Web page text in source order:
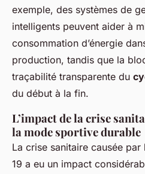
exemple, des systèmes de
intelligents peuvent aider à
consommation d’énergie
production, tandis que la
traçabilité transparente du
du début à la fin.
L’impact de la crise
la mode sportive durable
La crise sanitaire causée
19 a eu un impact